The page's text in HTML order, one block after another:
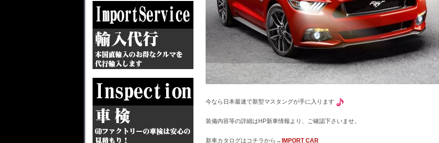
今なら日本最速で新型マスタングが手に入ります
装備内容等の詳細はHP新車情報より、ご確認下さいませ。
新車カタログはコチラから→ IMPORT CAR